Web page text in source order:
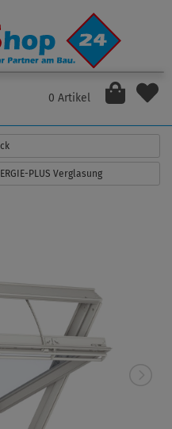
0 Artikel
PLUS Verglasung